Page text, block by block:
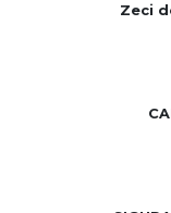
Zeci